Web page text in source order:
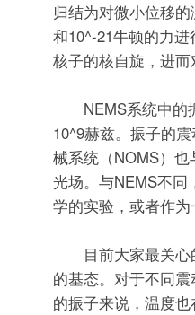
归结为对微小位移
和10^-21牛顿的力
核子的核自旋，进
NEMS系统中的
10^9赫兹。振子的
械系统（NOMS）
光场。与NEMS不同
学的实验，或者作为
目前大家最关心
的基态。对于不同
的振子来说，温度